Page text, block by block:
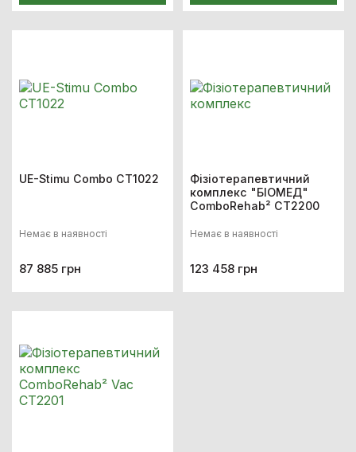
UE-Stimu Combo CT1022
Немає в наявності
87 885 грн
Фізіотерапевтичний
комплекс "БІОМЕД"
ComboRehab² CT2200
Немає в наявності
123 458 грн